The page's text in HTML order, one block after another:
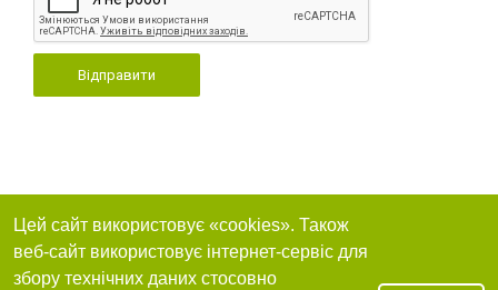
Відправити
Цей сайт використовує «cookies». Також
веб-сайт використовує інтернет-сервіс для
збору технічних даних стосовно